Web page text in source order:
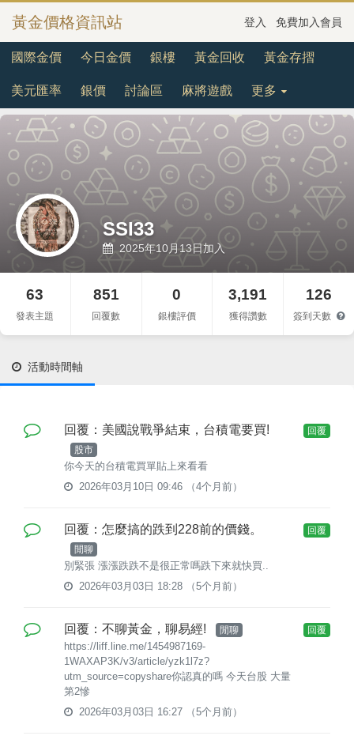
黃金價格資訊站 登入 免費加入會員
國際金價 今日金價 銀樓 黃金回收 黃金存摺
美元匯率 銀價 討論區 麻將遊戲 更多
SSI33
2025年10月13日加入
63
發表主題
851
回覆數
0
銀樓評價
3,191
獲得讚數
126
簽到天數
活動時間軸
回覆：美國說戰爭結束，台積電要買!
股市
你今天的台積電買單貼上來看看
2026年03月10日 09:46
（4个月前）
回覆
回覆：怎麼搞的跌到228前的價錢。
閒聊
別緊張 漲漲跌跌不是很正常嗎跌下來就快買..
2026年03月03日 18:28
（5个月前）
回覆
回覆：不聊黃金，聊易經! 閒聊
https://liff.line.me/1454987169-
1WAXAP3K/v3/article/yzk1l7z?
utm_source=copyshare你認真的嗎 今天台股 大量
第2慘
2026年03月03日 16:27
（5个月前）
回覆